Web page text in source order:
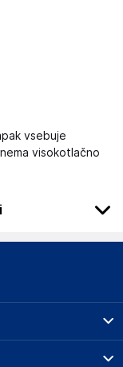
vsebuje
visokotlačno